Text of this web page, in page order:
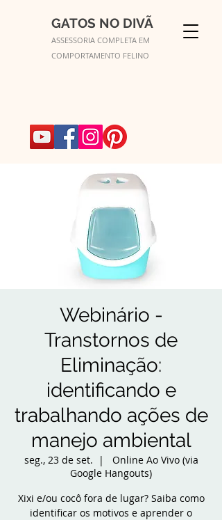
GATOS NO DIVÃ
ASSESSORIA COMPLETA EM
COMPORTAMENTO FELINO
Webinário -
Transtornos de
Eliminação:
identificando e
trabalhando ações de
manejo ambiental
seg., 23 de set.
  |
Online Ao Vivo (via
Google Hangouts)
Xixi e/ou cocô fora de lugar? Saiba como
identificar os motivos e aprender o